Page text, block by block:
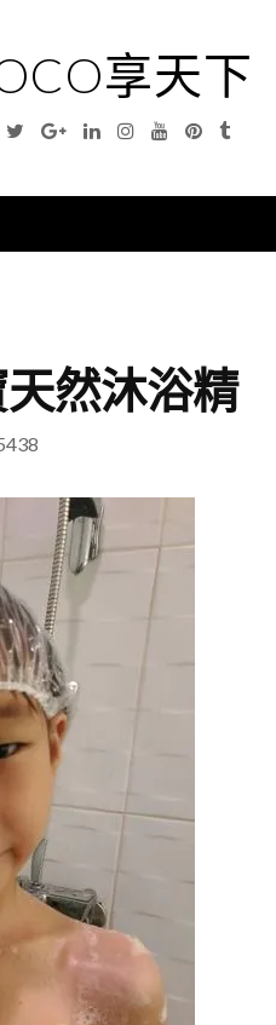
享天下
TwitterGoogleLinkedinInstagramYouTubePinterest
Tumblr
然沐浴精